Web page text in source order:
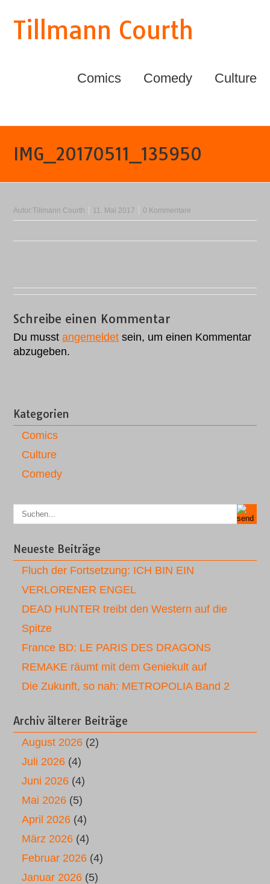
Tillmann Courth
Comics Comedy Culture
IMG_20170511_135950
Autor:Tillmann Courth 11. Mai 2017 0 Kommentare
Schreibe einen Kommentar
Du musstangemeldet sein, um einen Kommentar
abzugeben.
Kategorien
Comics
Culture
Comedy
Neueste Beiträge
Fluch der Fortsetzung: ICH BIN EIN
VERLORENER ENGEL
DEAD HUNTER treibt den Western auf die
Spitze
France BD: LE PARIS DES DRAGONS
REMAKE räumt mit dem Geniekult auf
Die Zukunft, so nah: METROPOLIA Band 2
Archiv älterer Beiträge
August 2026 (2)
Juli 2026 (4)
Juni 2026 (4)
Mai 2026 (5)
April 2026 (4)
März 2026 (4)
Februar 2026 (4)
Januar 2026 (5)